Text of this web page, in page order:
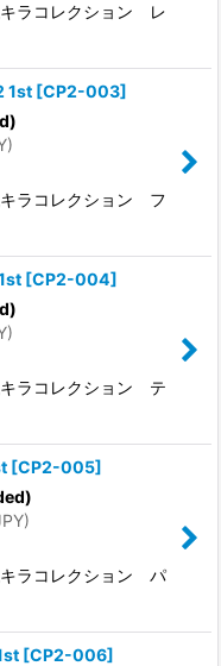
ラコレクション レ
1st [CP2-003]
)
ラコレクション フ
[CP2-004]
)
ラコレクション テ
[CP2-005]
)
ラコレクション パ
[CP2-006]